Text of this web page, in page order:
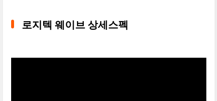
로지텍 웨이브 상세스펙